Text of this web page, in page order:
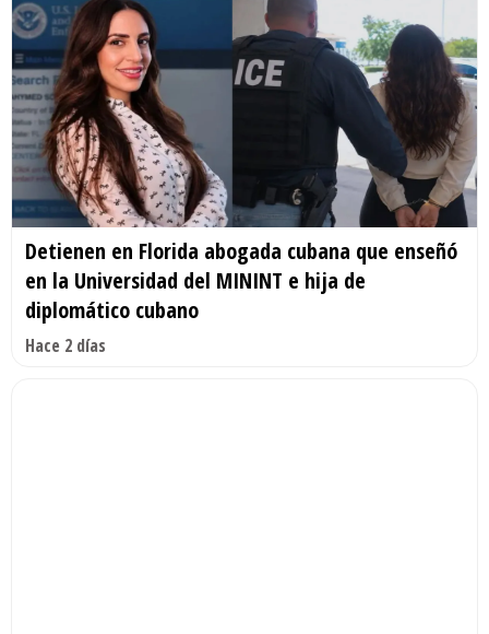
Detienen en Florida abogada cubana que enseñó
en la Universidad del MININT e hija de
diplomático cubano
Hace 2 días